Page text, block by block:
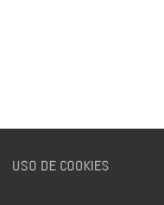
USO DE COOKIES